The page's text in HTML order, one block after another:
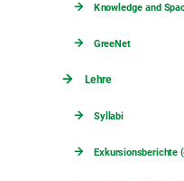
Knowledge and
GreeNet
Lehre
Syllabi
Exkursionsberichte